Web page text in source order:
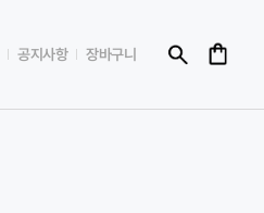
공지사항 장바구니